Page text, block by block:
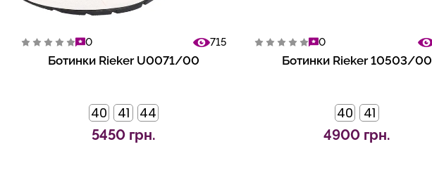
0 715
Ботинки Rieker U0071/00
40 41 44
5450 грн.
0
Ботинки Rieker 10503/00
40 41
4900 грн.